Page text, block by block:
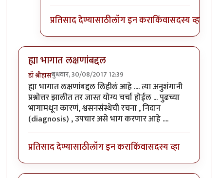
प्रतिसाद देण्यासाठीलॉग इन कराकिंवासदस्य व्हा
ह्या भागात लक्षणांबद्दल
डॉ श्रीहासबुधवार, 30/08/2017 12:39
ह्या भागात लक्षणांबद्दल लिहीलं आहे .... त्या अनुशंगानी
प्रश्नोत्तर झालीत तर जास्त योग्य चर्चा होईल ... पुढच्या
भागामधून कारणं, श्वसनसंस्थेची रचना , निदान
(diagnosis) , उपचार असे भाग करणार आहे ....
प्रतिसाद देण्यासाठीलॉग इन कराकिंवासदस्य व्हा